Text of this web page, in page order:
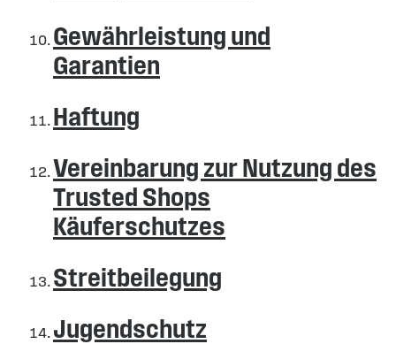
Gewährleistung und
Garantien
Haftung
Vereinbarung zur Nutzung des
Trusted Shops
Käuferschutzes
Streitbeilegung
Jugendschutz